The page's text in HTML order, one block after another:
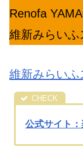
Renofa
維新みらいふ
維新みらいふ
公式サイト：